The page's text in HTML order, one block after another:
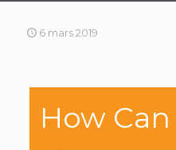
6 mars 2019
How